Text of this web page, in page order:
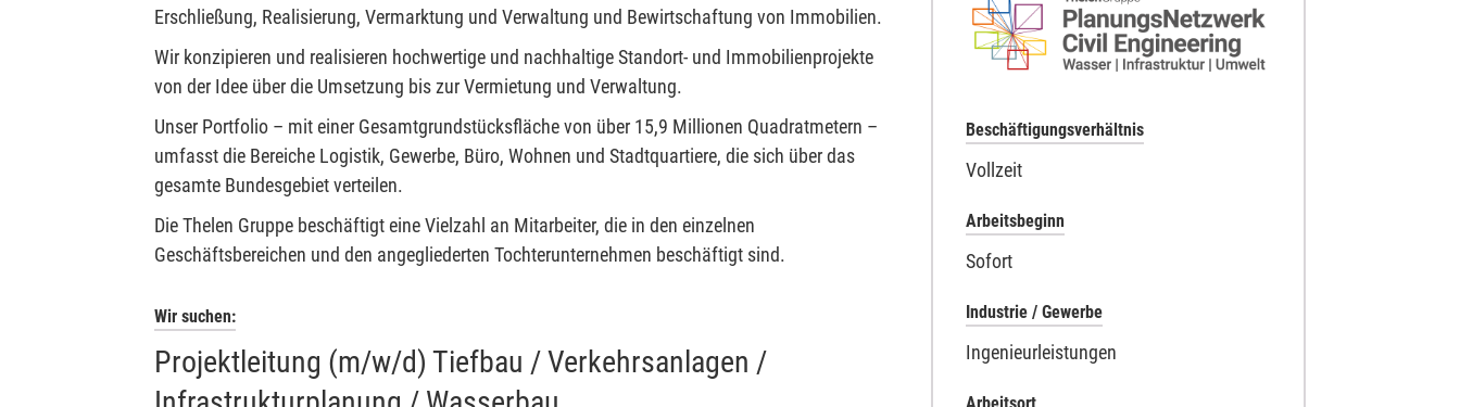
Erschließung, Realisierung, Vermarktung und Verwaltung und Bewirtschaftung von Immobilien.
Wir konzipieren und realisieren hochwertige und nachhaltige Standort- und Immobilienprojekte
von der Idee über die Umsetzung bis zur Vermietung und Verwaltung.
Unser Portfolio – mit einer Gesamtgrundstücksfläche von über 15,9 Millionen Quadratmetern –
umfasst die Bereiche Logistik, Gewerbe, Büro, Wohnen und Stadtquartiere, die sich über das
gesamte Bundesgebiet verteilen.
Die Thelen Gruppe beschäftigt eine Vielzahl an Mitarbeiter, die in den einzelnen
Geschäftsbereichen und den angegliederten Tochterunternehmen beschäftigt sind.
Wir suchen:
Projektleitung (m/w/d) Tiefbau / Verkehrsanlagen /
Beschäftigungsverhältnis
Vollzeit
Arbeitsbeginn
Sofort
Industrie / Gewerbe
Ingenieurleistungen
Arbeitsort